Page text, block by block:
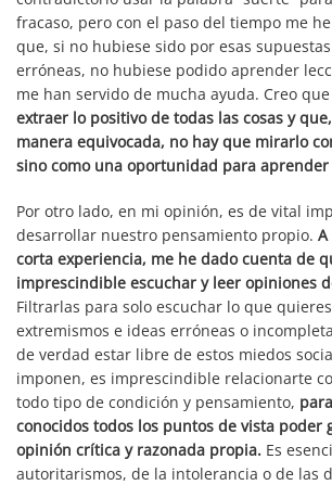
fracaso, pero con el paso del tiempo me
que, si no hubiese sido por esas
erróneas, no hubiese podido aprender
me han servido de mucha ayuda. Creo que
extraer lo positivo de todas las cosas y
manera equivocada, no hay que mirarlo
sino como una oportunidad para
Por otro lado, en mi opinión, es de vital
desarrollar nuestro pensamiento propio.
corta experiencia, me he dado cuenta de
imprescindible escuchar y leer opiniones
Filtrarlas para solo escuchar lo que
extremismos e ideas erróneas o
de verdad estar libre de estos miedos
imponen, es imprescindible relacionarte
todo tipo de condición y pensamiento,
conocidos todos los puntos de vista poder
opinión crítica y razonada propia. Es
autoritarismos, de la intolerancia o de las